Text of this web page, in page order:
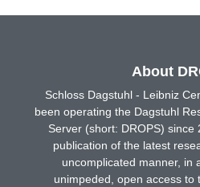
About
Schloss Dagstuhl - Leibniz
been operating the Dagstuhl
Server (short: DROPS) since
publication of the latest
uncomplicated manner, in
unimpeded, open access to